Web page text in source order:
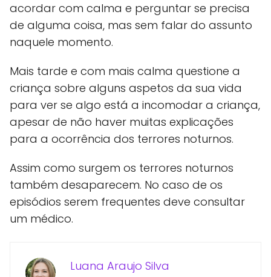
acordar com calma e perguntar se precisa
de alguma coisa, mas sem falar do assunto
naquele momento.
Mais tarde e com mais calma questione a
criança sobre alguns aspetos da sua vida
para ver se algo está a incomodar a criança,
apesar de não haver muitas explicações
para a ocorrência dos terrores noturnos.
Assim como surgem os terrores noturnos
também desaparecem. No caso de os
episódios serem frequentes deve consultar
um médico.
Luana Araujo Silva